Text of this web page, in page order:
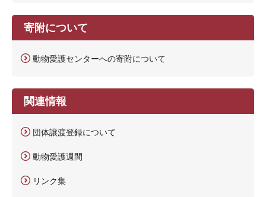
寄附について
動物愛護センターへの寄附について
関連情報
団体譲渡登録について
動物愛護週間
リンク集